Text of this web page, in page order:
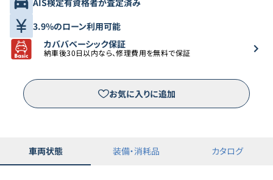
12
プジョー
308
3.9%のローン利用可能
カババベーシック保証
納車後30日以内なら、修理費用を無料で保証
お気に入りに追加
車両状態 装備・消耗品 カタログ